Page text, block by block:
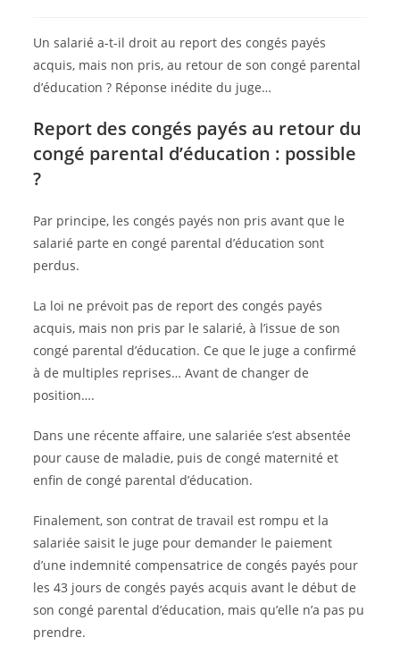
Un salarié a-t-il droit au report des congés payés
acquis, mais non pris, au retour de son congé parental
d’éducation ? Réponse inédite du juge…
Report des congés payés au retour du
congé parental d’éducation : possible
?
Par principe, les congés payés non pris avant que le
salarié parte en congé parental d’éducation sont
perdus.
La loi ne prévoit pas de report des congés payés
acquis, mais non pris par le salarié, à l’issue de son
congé parental d’éducation. Ce que le juge a confirmé
à de multiples reprises… Avant de changer de
position….
Dans une récente affaire, une salariée s’est absentée
pour cause de maladie, puis de congé maternité et
enfin de congé parental d’éducation.
Finalement, son contrat de travail est rompu et la
salariée saisit le juge pour demander le paiement
d’une indemnité compensatrice de congés payés pour
les 43 jours de congés payés acquis avant le début de
son congé parental d’éducation, mais qu’elle n’a pas pu
prendre.